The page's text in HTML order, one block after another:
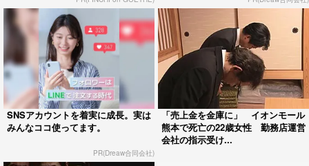
SNSアカウントを着実に成長。実は
みんなココ使ってます。
PR(Dreaw合同会社)
「売上金を金庫に」 イオンモール
熊本で死亡の22歳女性 勤務店運営
会社の指示受け...